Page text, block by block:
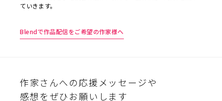
ていきます。
Blendで作品配信をご希望の作家様へ
作家さんへの応援メッセージや
感想をぜひお願いします